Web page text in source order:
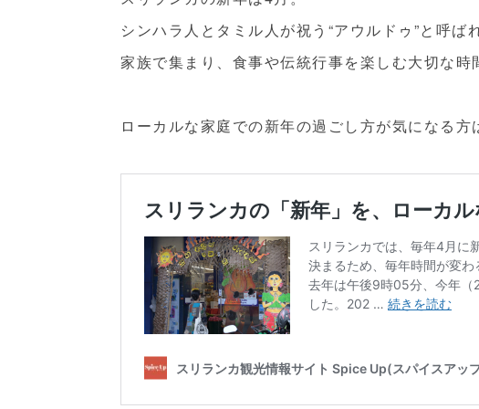
シンハラ人とタミル人が祝う“アウルドゥ”と呼ば
家族で集まり、食事や伝統行事を楽しむ大切な時
ローカルな家庭での新年の過ごし方が気になる